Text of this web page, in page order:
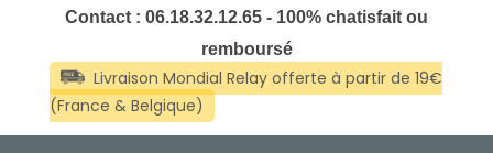
Contact : 06.18.32.12.65 - 100% chatisfait ou
remboursé